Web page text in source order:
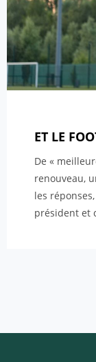
ET LE
De «
renouveau,
les
président et